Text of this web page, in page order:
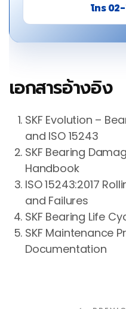
โทร
เอกสารอ้างอิง
SKF Evolution –
and ISO 15243
SKF Bearing
Handbook
ISO 15243:2017
and Failures
SKF Bearing Life
SKF Maintenance
Documentation